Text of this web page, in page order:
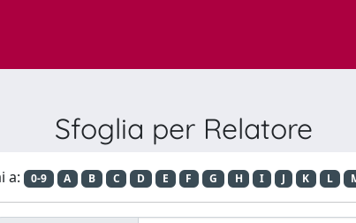
Sfoglia per Relatore
a: 0-9 A B C D E F G H I J K L